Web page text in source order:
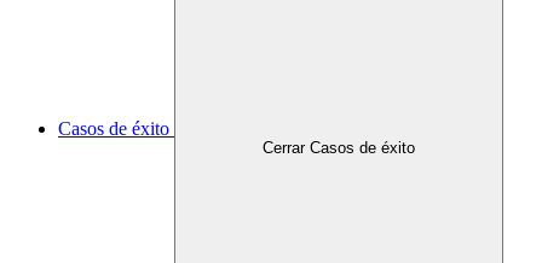
Casos de éxito
Cerrar Casos de éxito